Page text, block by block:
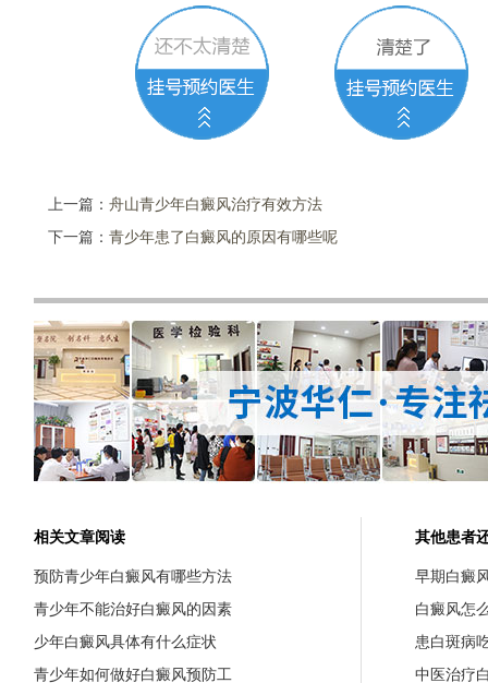
上一篇： 舟山青少年白癜风治疗有效方法
下一篇： 青少年患了白癜风的原因有哪些呢
相关文章阅读
预防青少年白癜风有哪些方法
青少年不能治好白癜风的因素
少年白癜风具体有什么症状
青少年如何做好白癜风预防工
其他患者
早期白癜
白癜风怎
患白斑病
中医治疗